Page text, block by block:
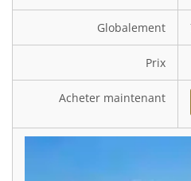
Globalement
Prix
Acheter maintenant